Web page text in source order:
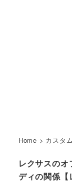
Home > カスタム
レクサスの
ディの関係